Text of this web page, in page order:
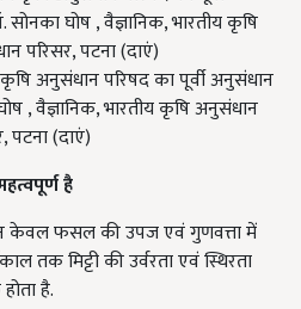
अनुसंधान परिषद का पूर्वी अनुसंधान
, वैज्ञानिक, भारतीय कृषि अनुसंधान
पटना (दाएं)
है
न केवल फसल की उपज एवं गुणवत्ता में
तक मिट्टी की उर्वरता एवं स्थिरता
है.